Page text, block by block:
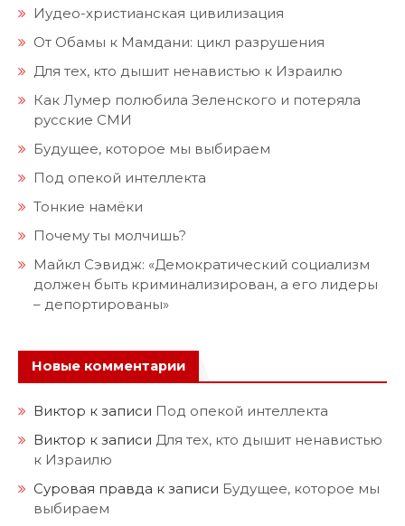
Иудео-христианская цивилизация
От Обамы к Мамдани: цикл разрушения
Для тех, кто дышит ненавистью к Израилю
Как Лумер полюбила Зеленского и потеряла
русские СМИ
Будущее, которое мы выбираем
Под опекой интеллекта
Тонкие намёки
Почему ты молчишь?
Майкл Сэвидж: «Демократический социализм
должен быть криминализирован, а его лидеры
– депортированы»
Новые комментарии
Виктор к записи Под опекой интеллекта
Виктор к записи Для тех, кто дышит ненавистью
к Израилю
Суровая правда к записи Будущее, которое мы
выбираем